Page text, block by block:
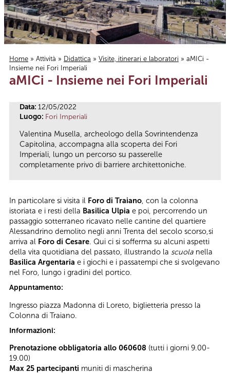
Tu sei qui
Home » Attività » Didattica » Visite, itinerari e laboratori » aMICi -
Insieme nei Fori Imperiali
aMICi - Insieme nei Fori Imperiali
Data: 12/05/2022
Luogo: Fori Imperiali
Valentina Musella, archeologo della Sovrintendenza
Capitolina, accompagna alla scoperta dei Fori
Imperiali, lungo un percorso su passerelle
completamente privo di barriere architettoniche.
In particolare si visita il Foro di Traiano, con la colonna
istoriata e i resti della Basilica Ulpia e poi, percorrendo un
passaggio sotterraneo ricavato nelle cantine del quartiere
Alessandrino demolito negli anni Trenta del secolo scorso,si
arriva al Foro di Cesare. Qui ci si sofferma su alcuni aspetti
della vita quotidiana del passato, illustrando la scuola nella
Basilica Argentaria e i giochi e i passatempi che si svolgevano
nel Foro, lungo i gradini del portico.
Appuntamento:
Ingresso piazza Madonna di Loreto, biglietteria presso la
Colonna di Traiano.
Informazioni:
Prenotazione obbligatoria allo 060608 (tutti i giorni 9.00-
19.00)
Max 25 partecipanti muniti di mascherina